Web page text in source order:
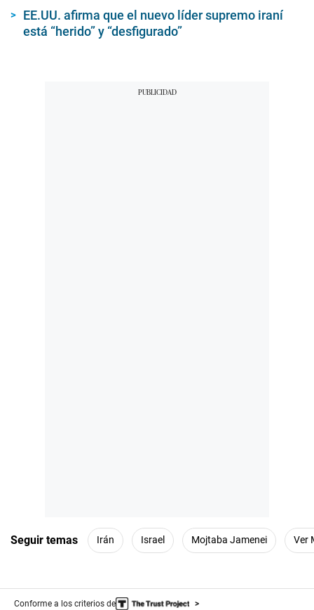
EE.UU. afirma que el nuevo líder supremo iraní
está “herido” y “desfigurado”
Seguir temas Irán Israel Mojtaba Jamenei Ver
Conforme a los criterios de